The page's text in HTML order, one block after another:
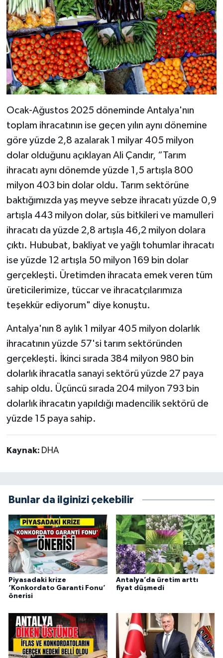
Ocak-Ağustos 2025 döneminde Antalya'nın
toplam ihracatının ise geçen yılın aynı dönemine
göre yüzde 2,8 azalarak 1 milyar 405 milyon
dolar olduğunu açıklayan Ali Çandır, “Tarım
ihracatı aynı dönemde yüzde 1,5 artışla 800
milyon 403 bin dolar oldu. Tarım sektörüne
baktığımızda yaş meyve sebze ihracatı yüzde 0,9
artışla 443 milyon dolar, süs bitkileri ve mamulleri
ihracatı da yüzde 2,8 artışla 46,2 milyon dolara
çıktı. Hububat, bakliyat ve yağlı tohumlar ihracatı
ise yüzde 12 artışla 50 milyon 169 bin dolar
gerçekleşti. Üretimden ihracata emek veren tüm
üreticilerimize, tüccar ve ihracatçılarımıza
teşekkür ediyorum" diye konuştu.
Antalya'nın 8 aylık 1 milyar 405 milyon dolarlık
ihracatının yüzde 57'si tarım sektöründen
gerçekleşti. İkinci sırada 384 milyon 980 bin
dolarlık ihracatla sanayi sektörü yüzde 27 paya
sahip oldu. Üçüncü sırada 204 milyon 793 bin
dolarlık ihracatın yapıldığı madencilik sektörü de
yüzde 15 paya sahip.
Kaynak: DHA
Bunlar da ilginizi çekebilir
Piyasadaki krize
‘Konkordato Garanti Fonu’
önerisi
Antalya’da üretim arttı
fiyat düşmedi